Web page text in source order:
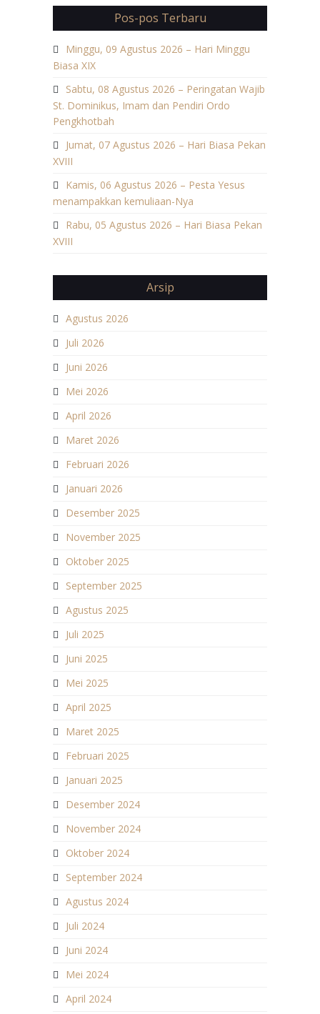
Pos-pos Terbaru
Minggu, 09 Agustus 2026 – Hari Minggu
Biasa XIX
Sabtu, 08 Agustus 2026 – Peringatan Wajib
St. Dominikus, Imam dan Pendiri Ordo
Pengkhotbah
Jumat, 07 Agustus 2026 – Hari Biasa Pekan
XVIII
Kamis, 06 Agustus 2026 – Pesta Yesus
menampakkan kemuliaan-Nya
Rabu, 05 Agustus 2026 – Hari Biasa Pekan
XVIII
Arsip
Agustus 2026
Juli 2026
Juni 2026
Mei 2026
April 2026
Maret 2026
Februari 2026
Januari 2026
Desember 2025
November 2025
Oktober 2025
September 2025
Agustus 2025
Juli 2025
Juni 2025
Mei 2025
April 2025
Maret 2025
Februari 2025
Januari 2025
Desember 2024
November 2024
Oktober 2024
September 2024
Agustus 2024
Juli 2024
Juni 2024
Mei 2024
April 2024